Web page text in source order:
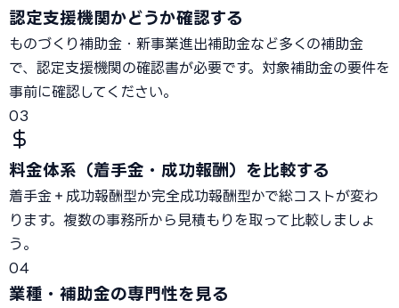
認定支援機関かどうか確認する
ものづくり補助金・新事業進出補助金など多くの補助金
で、認定支援機関の確認書が必要です。対象補助金の要件を
事前に確認してください。
03
料金体系（着手金・成功報酬）を比較する
着手金＋成功報酬型か完全成功報酬型かで総コストが変わ
ります。複数の事務所から見積もりを取って比較しましょ
う。
04
業種・補助金の専門性を見る